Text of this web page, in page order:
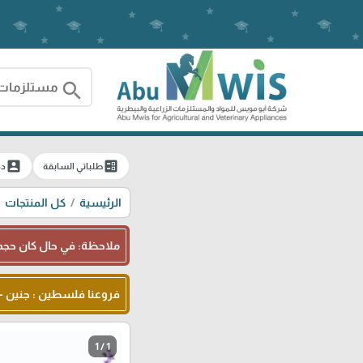
search
ballotطلباتي السابقة account_box
الرئيسية كل المنتجات
ملاحظة: في حال كان حجم
فروعنا فلسطين : جنين -
1 / 1